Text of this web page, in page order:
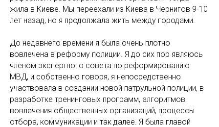
жила в Киеве. Мы переехали из Киева в Чернигов 9-10
лет назад, но я продолжала жить между городами.
До недавнего времени я была очень плотно
вовлечена в реформу полиции. Я до сих пор являюсь
членом экспертного совета по реформированию
МВД, и собственно говоря, я непосредственно
участвовала в создании новой патрульной полиции, в
разработке тренинговых программ, алгоритмов
вовлечения общественных организаций, процессы
отбора, коммуникации и так далее. Я была главой